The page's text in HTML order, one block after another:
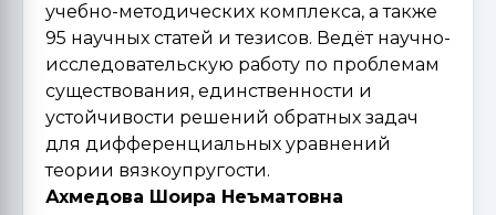
учебно-методических комплекса, а также
95 научных статей и тезисов. Ведёт научно-
исследовательскую работу по проблемам
существования, единственности и
устойчивости решений обратных задач
для дифференциальных уравнений
теории вязкоупругости.
Ахмедова Шоира Неъматовна